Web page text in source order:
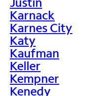
Karnack
Karnes City
Katy
Kaufman
Keller
Kempner
Kenedy